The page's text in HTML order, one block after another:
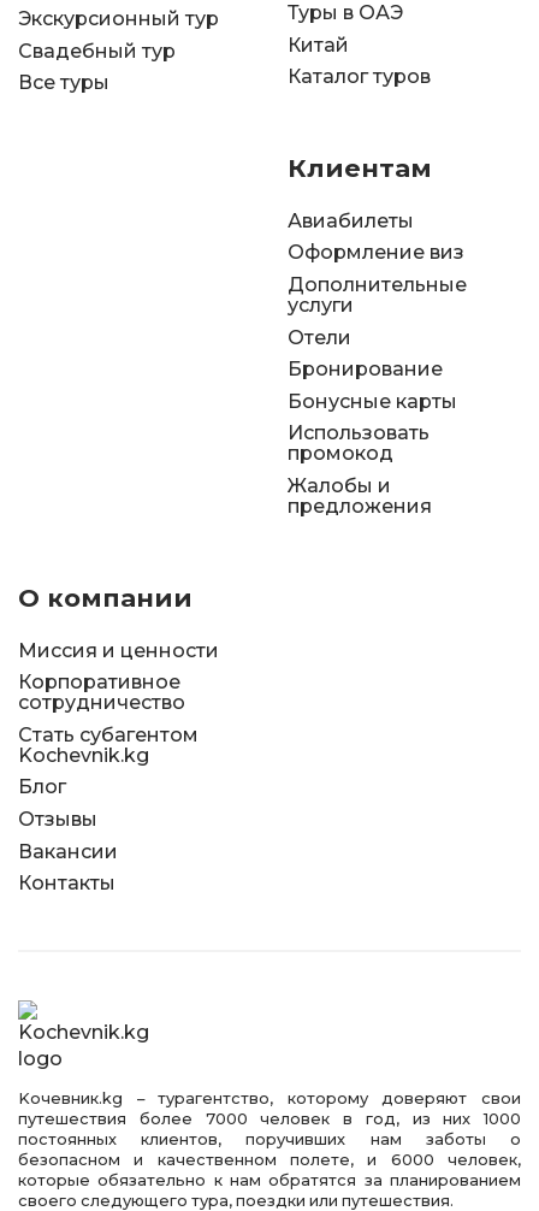
Экскурсионный тур
Свадебный тур
Все туры
Туры в ОАЭ
Китай
Каталог туров
Клиентам
Авиабилеты
Оформление виз
Дополнительные
услуги
Отели
Бронирование
Бонусные карты
Использовать
промокод
Жалобы и
предложения
О компании
Миссия и ценности
Корпоративное
сотрудничество
Стать субагентом
Kochevnik.kg
Блог
Отзывы
Вакансии
Контакты
Kочевник.kg – турагентство, которому доверяют свои
путешествия более 7000 человек в год, из них 1000
постоянных клиентов, поручивших нам заботы о
безопасном и качественном полете, и 6000 человек,
которые обязательно к нам обратятся за планированием
своего следующего тура, поездки или путешествия.